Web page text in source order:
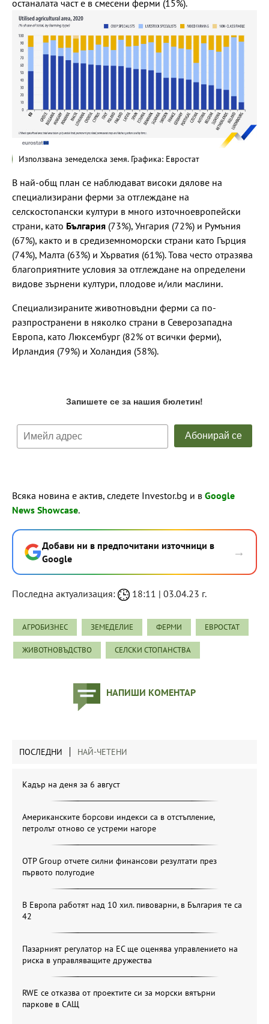
останалата част е в смесени ферми (15%).
Използвана земеделска земя. Графика: Евростат
В най-общ план се наблюдават високи дялове на
специализирани ферми за отглеждане на
селскостопански култури в много източноевропейски
страни, като България (73%), Унгария (72%) и Румъния
(67%), както и в средиземноморски страни като Гърция
(74%), Малта (63%) и Хърватия (61%). Това често отразява
благоприятните условия за отглеждане на определени
видове зърнени култури, плодове и/или маслини.
Специализираните животновъдни ферми са по-
разпространени в няколко страни в Северозападна
Европа, като Люксембург (82% от всички ферми),
Ирландия (79%) и Холандия (58%).
Всяка новина е актив, следете Investor.bg и в Google
News Showcase.
Добави ни в предпочитани източници в
Google
→
Последна актуализация: 18:11 | 03.04.23 г.
АГРОБИЗНЕС ЗЕМЕДЕЛИЕ ФЕРМИ ЕВРОСТАТ
ЖИВОТНОВЪДСТВО СЕЛСКИ СТОПАНСТВА
НАПИШИ КОМЕНТАР
ПОСЛЕДНИ НАЙ-ЧЕТЕНИ
Кадър на деня за 6 август
Американските борсови индекси са в отстъпление,
петролът отново се устреми нагоре
OTP Group отчете силни финансови резултати през
първото полугодие
В Европа работят над 10 хил. пивоварни, в България те са
42
Пазарният регулатор на ЕС ще оценява управлението на
риска в управляващите дружества
RWE се отказва от проектите си за морски вятърни
паркове в САЩ